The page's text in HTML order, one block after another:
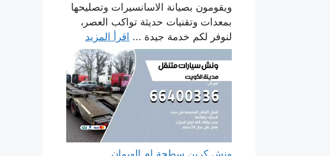
ويقومون بصيانة الاسانسيرات وتصليحها
بمعدات وتقنيات حديثة تواكب العصر،
لنوفر لكم خدمة جيدة ... اقرأ المزيد
ونش كرين سطحة ام الهيمان